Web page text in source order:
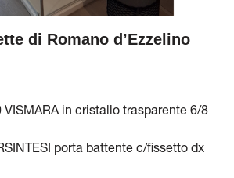
di Romano d’Ezzelino
in cristallo trasparente 6/8
porta battente c/fissetto dx